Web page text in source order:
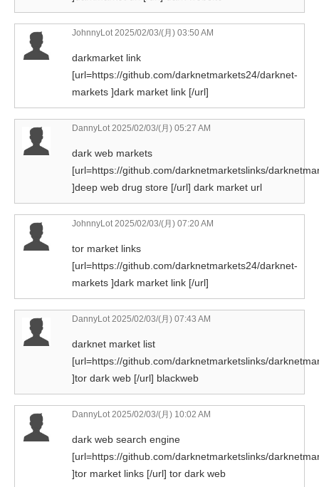
JohnnyLot2025/02/03/(月) 03:50 AM
darkmarket link
[url=https://github.com/darknetmarkets24/darknet-
markets ]dark market link [/url]
DannyLot2025/02/03/(月) 05:27 AM
dark web markets
[url=https://github.com/darknetmarketslinks/
]deep web drug store [/url] dark market url
JohnnyLot2025/02/03/(月) 07:20 AM
tor market links
[url=https://github.com/darknetmarkets24/darknet-
markets ]dark market link [/url]
DannyLot2025/02/03/(月) 07:43 AM
darknet market list
[url=https://github.com/darknetmarketslinks/
]tor dark web [/url] blackweb
DannyLot2025/02/03/(月) 10:02 AM
dark web search engine
[url=https://github.com/darknetmarketslinks/
]tor market links [/url] tor dark web